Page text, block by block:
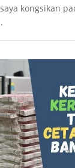
kongsikan